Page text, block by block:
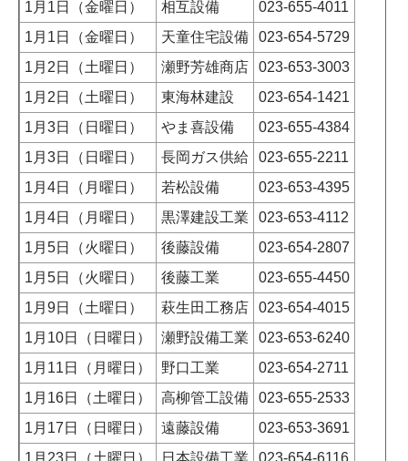
1月1日（金曜日） 相互設備
023-655-4011
1月1日（金曜日）
天童住宅設備
023-654-5729
1月2日（土曜日）
瀬野芳雄商店
023-653-3003
1月2日（土曜日）
東海林建設
023-654-1421
1月3日（日曜日）
やま喜設備
023-655-4384
1月3日（日曜日）
長岡ガス供給
023-655-2211
1月4日（月曜日）
若松設備
023-653-4395
1月4日（月曜日）
黒澤建設工業
023-653-4112
1月5日（火曜日）
後藤設備
023-654-2807
1月5日（火曜日）
後藤工業
023-655-4450
1月9日（土曜日）
萩生田工務店
023-654-4015
1月10日（日曜日）
瀬野設備工業
023-653-6240
1月11日（月曜日）
野口工業
023-654-2711
1月16日（土曜日）
高柳管工設備
023-655-2533
1月17日（日曜日）
遠藤設備
023-653-3691